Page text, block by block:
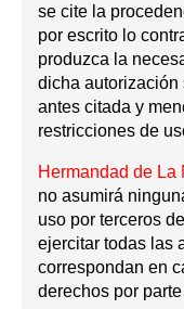
se cite la
por escrito lo
produzca la
dicha autorización
antes citada y
restricciones de
Hermandad de La
no asumirá
uso por terceros
ejercitar todas las
correspondan en
derechos por